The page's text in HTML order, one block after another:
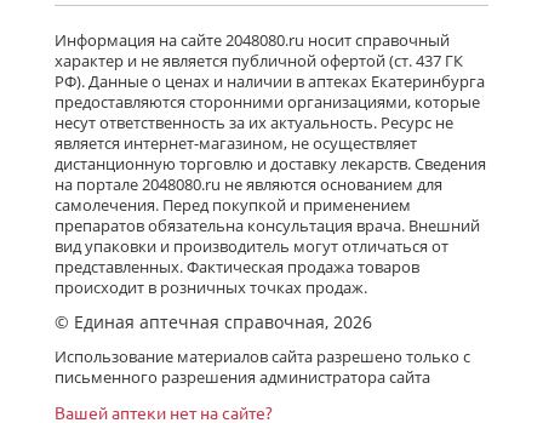
Информация на сайте 2048080.ru носит справочный
характер и не является публичной офертой (ст. 437 ГК
РФ). Данные о ценах и наличии в аптеках Екатеринбурга
предоставляются сторонними организациями, которые
несут ответственность за их актуальность. Ресурс не
является интернет-магазином, не осуществляет
дистанционную торговлю и доставку лекарств. Сведения
на портале 2048080.ru не являются основанием для
самолечения. Перед покупкой и применением
препаратов обязательна консультация врача. Внешний
вид упаковки и производитель могут отличаться от
представленных. Фактическая продажа товаров
происходит в розничных точках продаж.
© Единая аптечная справочная, 2026
Использование материалов сайта разрешено только с
письменного разрешения администратора сайта
Вашей аптеки нет на сайте?